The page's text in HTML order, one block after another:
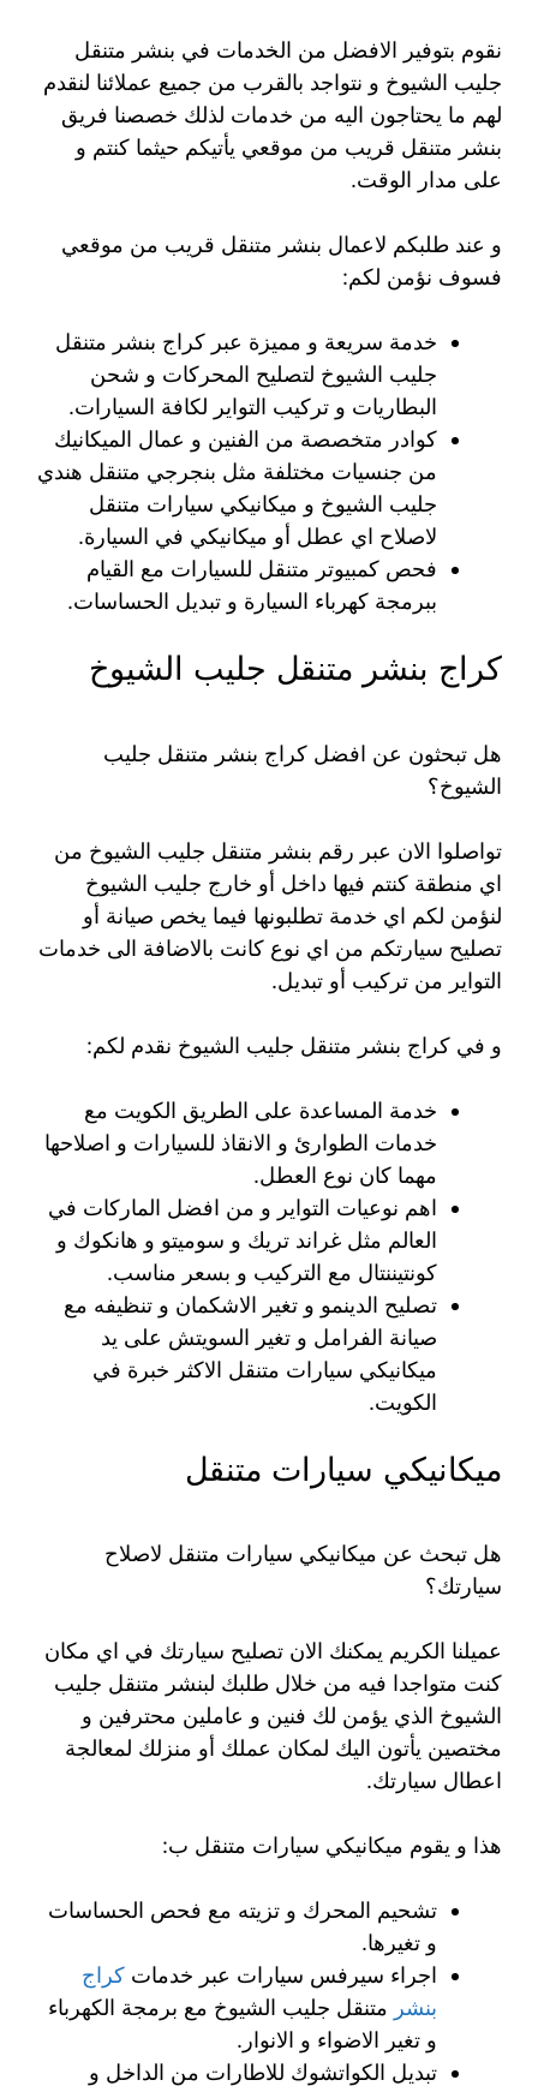
نقوم بتوفير الافضل من الخدمات في بنشر متنقل
جليب الشيوخ و نتواجد بالقرب من جميع عملائنا لنقدم
لهم ما يحتاجون اليه من خدمات لذلك خصصنا فريق
بنشر متنقل قريب من موقعي يأتيكم حيثما كنتم و
على مدار الوقت.
و عند طلبكم لاعمال بنشر متنقل قريب من موقعي
فسوف نؤمن لكم:
خدمة سريعة و مميزة عبر كراج بنشر متنقل
جليب الشيوخ لتصليح المحركات و شحن
البطاريات و تركيب التواير لكافة السيارات.
كوادر متخصصة من الفنين و عمال الميكانيك
من جنسيات مختلفة مثل بنجرجي متنقل هندي
جليب الشيوخ و ميكانيكي سيارات متنقل
لاصلاح اي عطل أو ميكانيكي في السيارة.
فحص كمبيوتر متنقل للسيارات مع القيام
ببرمجة كهرباء السيارة و تبديل الحساسات.
كراج بنشر متنقل جليب الشيوخ
هل تبحثون عن افضل كراج بنشر متنقل جليب
الشيوخ؟
تواصلوا الان عبر رقم بنشر متنقل جليب الشيوخ من
اي منطقة كنتم فيها داخل أو خارج جليب الشيوخ
لنؤمن لكم اي خدمة تطلبونها فيما يخص صيانة أو
تصليح سيارتكم من اي نوع كانت بالاضافة الى خدمات
التواير من تركيب أو تبديل.
و في كراج بنشر متنقل جليب الشيوخ نقدم لكم:
خدمة المساعدة على الطريق الكويت مع
خدمات الطوارئ و الانقاذ للسيارات و اصلاحها
مهما كان نوع العطل.
اهم نوعيات التواير و من افضل الماركات في
العالم مثل غراند تريك و سوميتو و هانكوك و
كونتيننتال مع التركيب و بسعر مناسب.
تصليح الدينمو و تغير الاشكمان و تنظيفه مع
صيانة الفرامل و تغير السويتش على يد
ميكانيكي سيارات متنقل الاكثر خبرة في
الكويت.
ميكانيكي سيارات متنقل
هل تبحث عن ميكانيكي سيارات متنقل لاصلاح
سيارتك؟
عميلنا الكريم يمكنك الان تصليح سيارتك في اي مكان
كنت متواجدا فيه من خلال طلبك لبنشر متنقل جليب
الشيوخ الذي يؤمن لك فنين و عاملين محترفين و
مختصين يأتون اليك لمكان عملك أو منزلك لمعالجة
اعطال سيارتك.
هذا و يقوم ميكانيكي سيارات متنقل ب:
تشحيم المحرك و تزيته مع فحص الحساسات
و تغيرها.
اجراء سيرفس سيارات عبر خدمات كراج
بنشر متنقل جليب الشيوخ مع برمجة الكهرباء
و تغير الاضواء و الانوار.
تبديل الكواتشوك للاطارات من الداخل و